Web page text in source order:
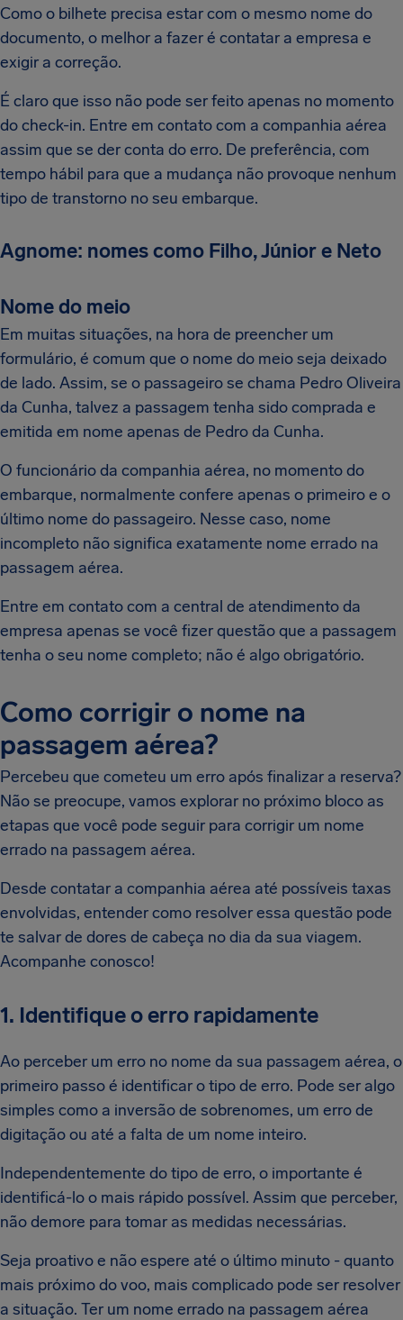
Como o bilhete precisa estar com o mesmo nome do
documento, o melhor a fazer é contatar a empresa e
exigir a correção.
É claro que isso não pode ser feito apenas no momento
do check-in. Entre em contato com a companhia aérea
assim que se der conta do erro. De preferência, com
tempo hábil para que a mudança não provoque nenhum
tipo de transtorno no seu embarque.
Agnome: nomes como Filho, Júnior e Neto
Nome do meio
Em muitas situações, na hora de preencher um
formulário, é comum que o nome do meio seja deixado
de lado. Assim, se o passageiro se chama Pedro Oliveira
da Cunha, talvez a passagem tenha sido comprada e
emitida em nome apenas de Pedro da Cunha.
O funcionário da companhia aérea, no momento do
embarque, normalmente confere apenas o primeiro e o
último nome do passageiro. Nesse caso, nome
incompleto não significa exatamente nome errado na
passagem aérea.
Entre em contato com a central de atendimento da
empresa apenas se você fizer questão que a passagem
tenha o seu nome completo; não é algo obrigatório.
Como corrigir o nome na
passagem aérea?
Percebeu que cometeu um erro após finalizar a reserva?
Não se preocupe, vamos explorar no próximo bloco as
etapas que você pode seguir para corrigir um nome
errado na passagem aérea.
Desde contatar a companhia aérea até possíveis taxas
envolvidas, entender como resolver essa questão pode
te salvar de dores de cabeça no dia da sua viagem.
Acompanhe conosco!
1. Identifique o erro rapidamente
Ao perceber um erro no nome da sua passagem aérea, o
primeiro passo é identificar o tipo de erro. Pode ser algo
simples como a inversão de sobrenomes, um erro de
digitação ou até a falta de um nome inteiro.
Independentemente do tipo de erro, o importante é
identificá-lo o mais rápido possível. Assim que perceber,
não demore para tomar as medidas necessárias.
Seja proativo e não espere até o último minuto - quanto
mais próximo do voo, mais complicado pode ser resolver
a situação. Ter um nome errado na passagem aérea